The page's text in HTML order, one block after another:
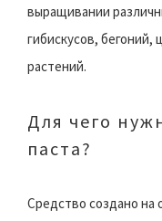
выращивании
гибискусов, бегоний,
растений.
Для чего
паста?
Средство создано на